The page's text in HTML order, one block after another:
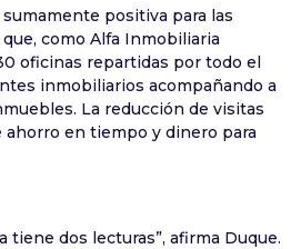
positiva para las
como Alfa Inmobiliaria
oficinas repartidas por todo el
inmobiliarios acompañando a
La reducción de visitas
en tiempo y dinero para
tiene dos lecturas”, afirma Duque.